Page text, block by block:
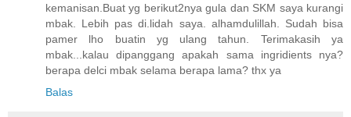
kemanisan.Buat yg berikut2nya gula dan SKM saya kurangi
mbak. Lebih pas di.lidah saya. alhamdulillah. Sudah bisa
pamer lho buatin yg ulang tahun. Terimakasih ya
mbak...kalau dipanggang apakah sama ingridients nya?
berapa delci mbak selama berapa lama? thx ya
Balas